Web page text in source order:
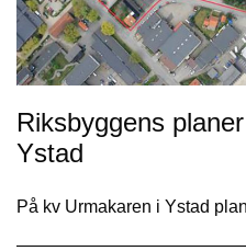
Riksbyggens
Ystad
På kv Urmakaren i Ystad